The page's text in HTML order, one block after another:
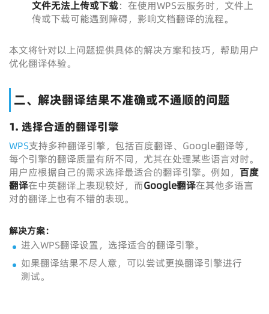
文件无法上传或下载：在使用WPS云服务时，文件上
传或下载可能遇到障碍，影响文档翻译的流程。
本文将针对以上问题提供具体的解决方案和技巧，帮助用户
优化翻译体验。
二、解决翻译结果不准确或不通顺的问题
1. 选择合适的翻译引擎
WPS支持多种翻译引擎，包括百度翻译、Google翻译等，
每个引擎的翻译质量有所不同，尤其在处理某些语言对时。
用户应根据自己的需求选择最适合的翻译引擎。例如， 百度
翻译在中英翻译上表现较好，而Google翻译在其他多语言
对的翻译上也有不错的表现。
解决方案：
进入WPS翻译设置，选择适合的翻译引擎。
如果翻译结果不尽人意，可以尝试更换翻译引擎进行
测试。